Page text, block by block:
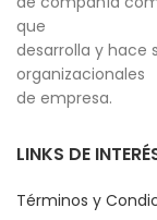
que
desarrolla y hace
organizacionales
de empresa.
LINKS DE
Términos y